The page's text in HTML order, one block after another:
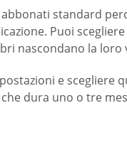
standard
Puoi
nascondano la
e
dura uno o tre